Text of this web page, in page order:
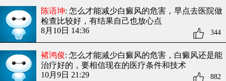
陈语坤: 怎么才能减少白癜风的危害，早点去医院做
检查比较好，有结果自己也放心点
8月10日 14:36
344
褚鸿俊: 怎么才能减少白癜风的危害，白癜风还是能
治疗好的，要相信现在的医疗条件和技术
10月9日 21:29
882